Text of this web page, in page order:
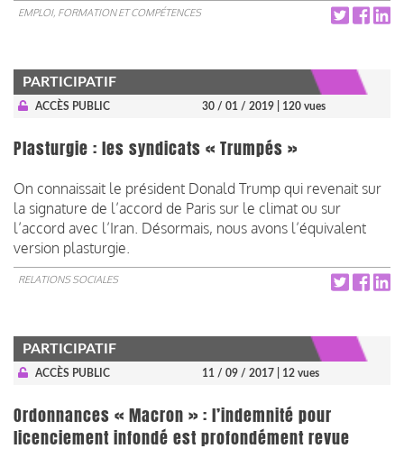
EMPLOI, FORMATION ET COMPÉTENCES
PARTICIPATIF
ACCÈS PUBLIC 30 / 01 / 2019 | 120 vues
Plasturgie : les syndicats « Trumpés »
On connaissait le président Donald Trump qui revenait sur
la signature de l’accord de Paris sur le climat ou sur
l’accord avec l’Iran. Désormais, nous avons l’équivalent
version plasturgie.
RELATIONS SOCIALES
PARTICIPATIF
ACCÈS PUBLIC 11 / 09 / 2017 | 12 vues
Ordonnances « Macron » : l’indemnité pour
licenciement infondé est profondément revue